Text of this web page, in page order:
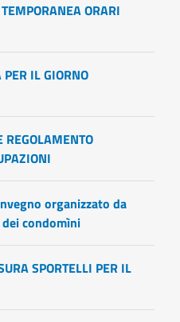
ORARI
PER IL GIORNO
REGOLAMENTO
organizzato da
dei condomìni
SPORTELLI PER IL